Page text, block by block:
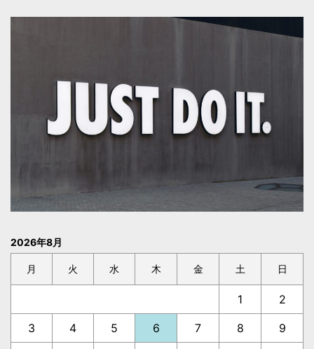
2026年8月
月 火 水 木 金 土 日
1 2
3 4 5 6 7 8 9